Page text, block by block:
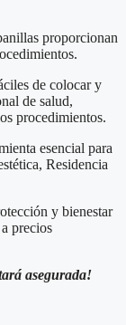
proporcionan
de colocar y
de salud,
procedimientos.
esencial para
Residencia
y bienestar
precios
asegurada!